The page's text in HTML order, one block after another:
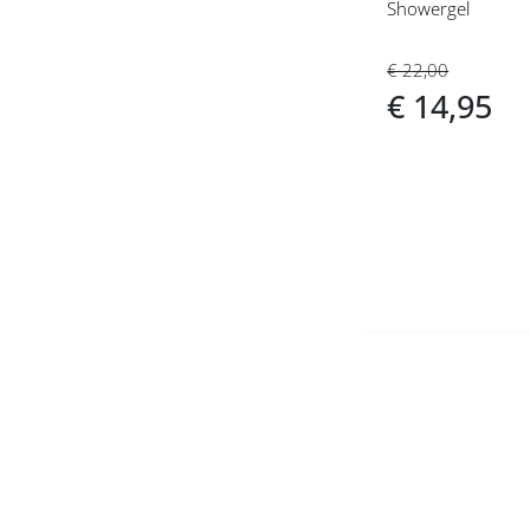
Showergel
€ 22,00
€ 14,95